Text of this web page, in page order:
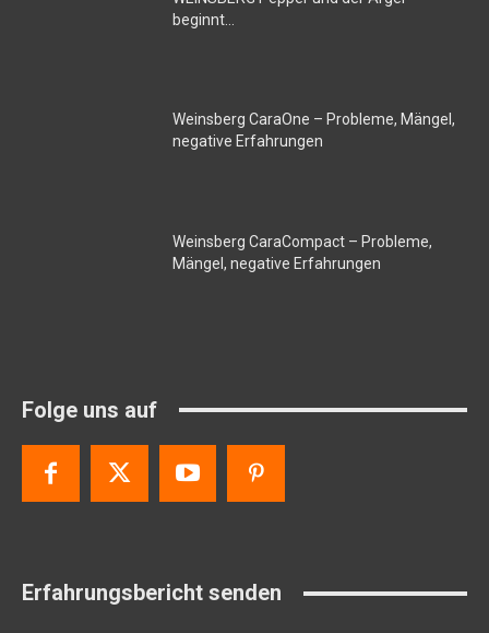
beginnt…
Weinsberg CaraOne – Probleme, Mängel,
negative Erfahrungen
Weinsberg CaraCompact – Probleme,
Mängel, negative Erfahrungen
Folge uns auf
Erfahrungsbericht senden